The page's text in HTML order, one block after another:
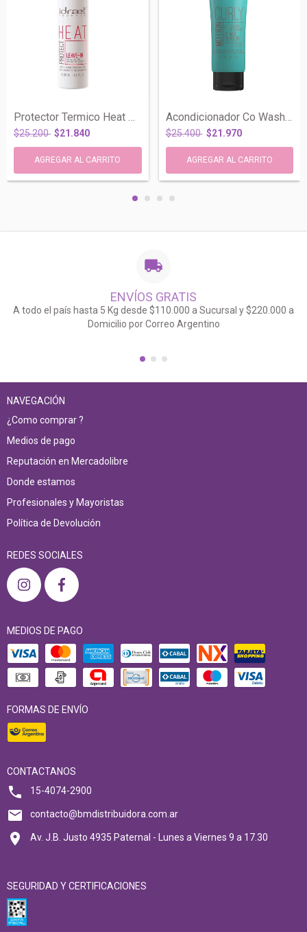
$25.200 $21.840 $25.400 $21.970
ENVÍOS GRATIS
A todo el país hasta 5 Kg desde $110.000 a Sucursal y $220.000 a
Domicilio por Correo Argentino
NAVEGACIÓN
¿Como comprar ?
Medios de pago
Reputación en Mercadolibre
Donde estamos
Profesionales y Mayoristas
Política de Devolución
REDES SOCIALES
MEDIOS DE PAGO
FORMAS DE ENVÍO
CONTACTANOS
15-4074-2900
contacto@bmdistribuidora.com.ar
Av. J.B. Justo 4935 Paternal - Lunes a Viernes 9 a 17.30
SEGURIDAD Y CERTIFICACIONES